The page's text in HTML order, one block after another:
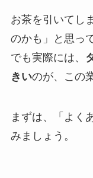
お茶を引いてし
のかも」と思っ
でも実際には、
きいのが、この
まずは、「よく
みましょう。